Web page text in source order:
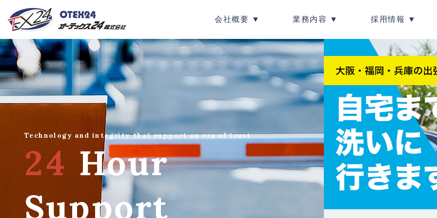
会社概要 ▼ 業務内容 ▼ 採用情報 ▼
Technology and integrity that support an era of trust
24Hour
Support